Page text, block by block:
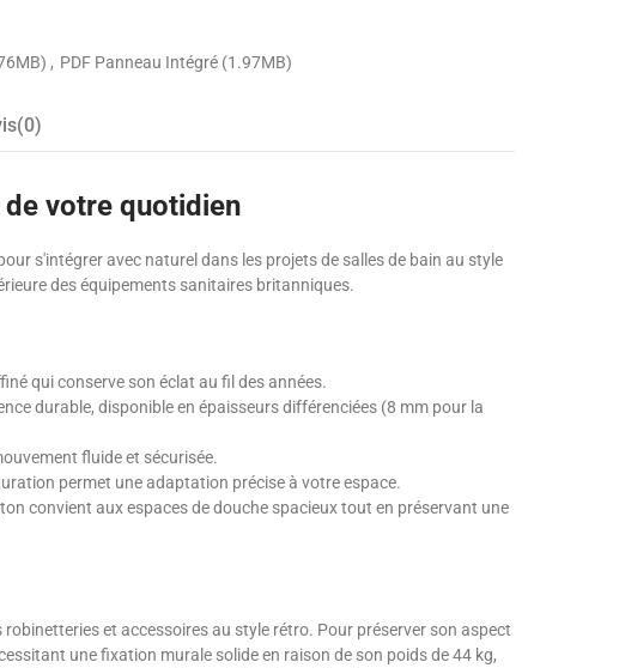
PDF Panneau Intégré (1.97MB)
votre quotidien
s'intégrer avec naturel dans les projets de salles de bain au style
des équipements sanitaires britanniques.
qui conserve son éclat au fil des années.
durable, disponible en épaisseurs différenciées (8 mm pour la
fluide et sécurisée.
permet une adaptation précise à votre espace.
convient aux espaces de douche spacieux tout en préservant une
et accessoires au style rétro. Pour préserver son aspect
une fixation murale solide en raison de son poids de 44 kg,